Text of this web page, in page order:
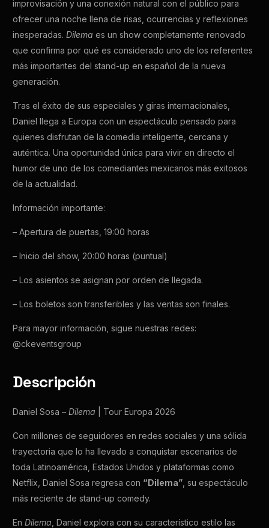
improvisación y una conexión natural con el público para
ofrecer una noche llena de risas, ocurrencias y reflexiones
inesperadas.Dilema es un show completamente renovado
que confirma por qué es considerado uno de los referentes
más importantes del stand-up en español de la nueva
generación.
Tras el éxito de sus especiales y giras internacionales,
Daniel llega a Europa con un espectáculo pensado para
quienes disfrutan de la comedia inteligente, cercana y
auténtica. Una oportunidad única para vivir en directo el
humor de uno de los comediantes mexicanos más exitosos
de la actualidad.
Información importante:
– Apertura de puertas, 19:00 horas
– Inicio del show, 20:00 horas (puntual)
– Los asientos se asignan por orden de llegada.
– Los boletos son transferibles y las ventas son finales.
Para mayor información, sigue nuestras redes:
@ckeventsgroup
Descripción
Daniel Sosa –Dilema | Tour Europa 2026
Con millones de seguidores en redes sociales y una sólida
trayectoria que lo ha llevado a conquistar escenarios de
toda Latinoamérica, Estados Unidos y plataformas como
Netflix, Daniel Sosa regresa con “Dilema” , su espectáculo
más reciente de stand-up comedy.
EnDilema , Daniel explora con su característico estilo las